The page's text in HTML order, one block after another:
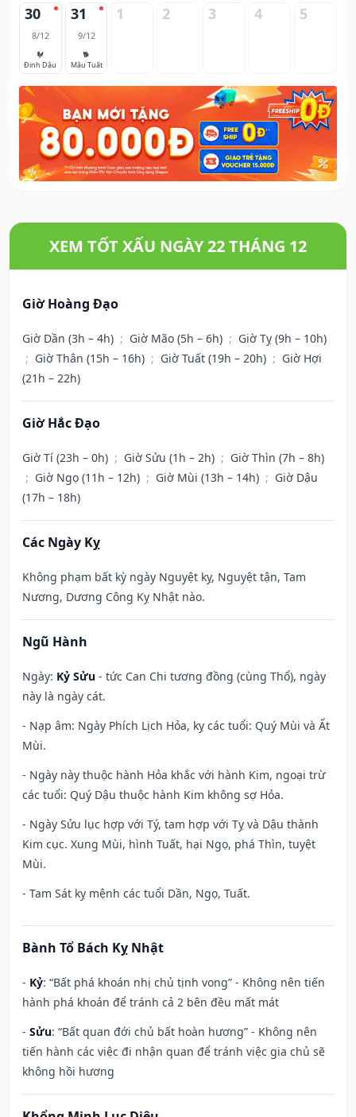
30
8/12
🐓
Đinh Dậu
31
9/12
🐕
Mậu Tuất
1 2 3 4 5
XEM TỐT XẤU NGÀY 22 THÁNG 12
Giờ Hoàng Đạo
Giờ Dần (3h – 4h) ; Giờ Mão (5h – 6h) ; Giờ Tỵ (9h – 10h)
; Giờ Thân (15h – 16h) ; Giờ Tuất (19h – 20h) ; Giờ Hợi
(21h – 22h)
Giờ Hắc Đạo
Giờ Tí (23h – 0h) ; Giờ Sửu (1h – 2h) ; Giờ Thìn (7h – 8h)
; Giờ Ngọ (11h – 12h) ; Giờ Mùi (13h – 14h) ; Giờ Dậu
(17h – 18h)
Các Ngày Kỵ
Không phạm bất kỳ ngày Nguyệt kỵ, Nguyệt tận, Tam
Nương, Dương Công Kỵ Nhật nào.
Ngũ Hành
Ngày: Kỷ Sửu - tức Can Chi tương đồng (cùng Thổ), ngày
này là ngày cát.
- Nạp âm: Ngày Phích Lịch Hỏa, kỵ các tuổi: Quý Mùi và Ất
Mùi.
- Ngày này thuộc hành Hỏa khắc với hành Kim, ngoại trừ
các tuổi: Quý Dậu thuộc hành Kim không sợ Hỏa.
- Ngày Sửu lục hợp với Tý, tam hợp với Tỵ và Dậu thành
Kim cục. Xung Mùi, hình Tuất, hại Ngọ, phá Thìn, tuyệt
Mùi.
- Tam Sát kỵ mệnh các tuổi Dần, Ngọ, Tuất.
Bành Tổ Bách Kỵ Nhật
- Kỷ: “Bất phá khoán nhị chủ tịnh vong” - Không nên tiến
hành phá khoán để tránh cả 2 bên đều mất mát
- Sửu: “Bất quan đới chủ bất hoàn hương” - Không nên
tiến hành các việc đi nhận quan để tránh việc gia chủ sẽ
không hồi hương